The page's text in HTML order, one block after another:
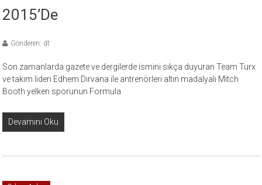
2015’de
Gönderen: dt
Son zamanlarda gazete ve dergilerde ismini sıkça duyuran Team Turx
ve takım lideri Edhem Dırvana ile antrenörleri altın madalyalı Mitch
Booth yelken sporunun Formula
Devamını Oku